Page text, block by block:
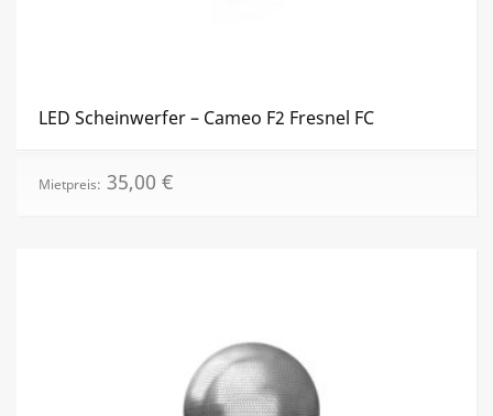
LED Scheinwerfer – Cameo F2 Fresnel FC
Mietpreis: 35,00 €